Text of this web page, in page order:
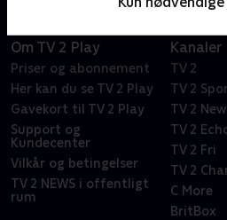
Om TV 2 Play
Priser og abonnement
Her kan du se TV 2 Play
Gavekort til TV 2 Play
Support og
Kundecenter
Vilkår og betingelser
TV 2 NEWS i offentligt
rum
Kanaler
TV 2
TV 2
TV 2
TV 2
TV 2 Fri
TV 2
C More
BritBox